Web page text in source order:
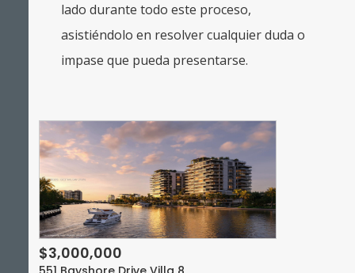
lado durante todo este proceso,
asistiéndolo en resolver cualquier duda o
impase que pueda presentarse.
$3,000,000